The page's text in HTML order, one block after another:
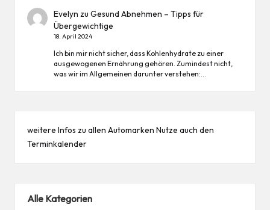
Evelyn zuGesund Abnehmen – Tipps für
Übergewichtige
18. April 2024
Ich bin mir nicht sicher, dass Kohlenhydrate zu einer
ausgewogenen Ernährung gehören. Zumindest nicht,
was wir im Allgemeinen darunter verstehen:…
weitere Infos zu allen Automarken Nutze auch den
Terminkalender
Alle Kategorien